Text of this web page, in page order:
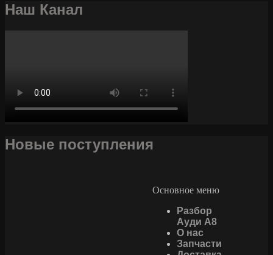
Основное меню
Разбор
Ауди А8
О нас
Запчасти
Наш Канал
Новые поступления